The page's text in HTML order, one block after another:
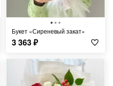
Букет «Сиреневый закат»
3 363₽